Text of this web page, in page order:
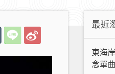
最近
東海岸大
念單